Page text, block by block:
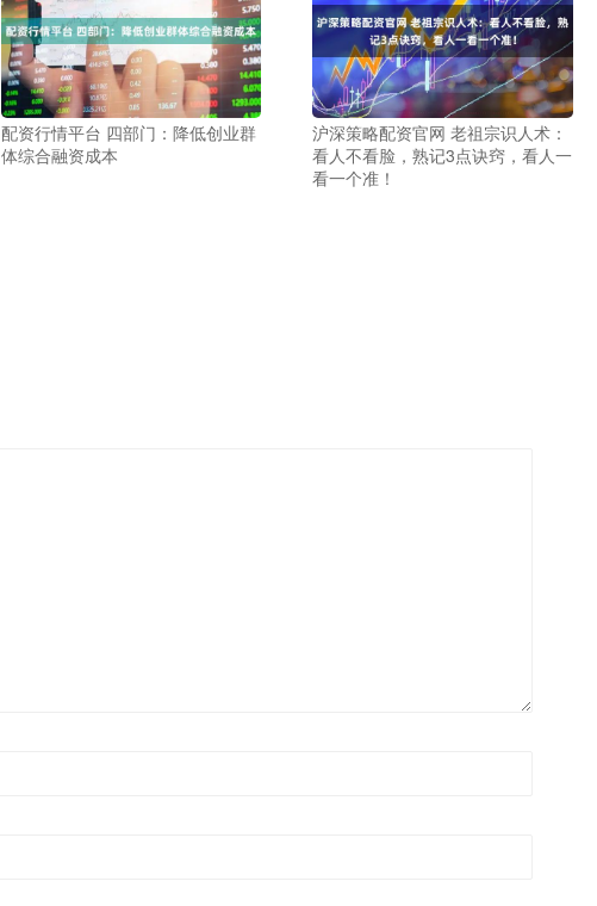
配资行情平台 四部门：降低创业群
体综合融资成本
沪深策略配资官网 老祖宗识人术：
看人不看脸，熟记3点诀窍，看人一
看一个准！